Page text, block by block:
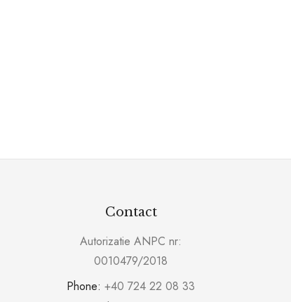
Contact
Autorizatie ANPC nr:
0010479/2018
Phone: +40 724 22 08 33